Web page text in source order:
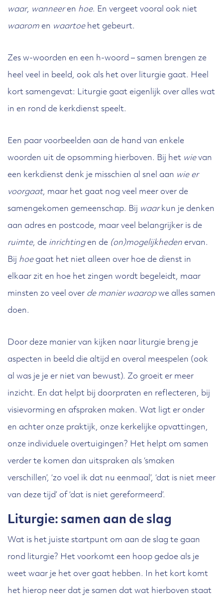
waar, wanneeren hoe. En vergeet vooral ook niet
waarom en waartoehet gebeurt.
Zes w-woorden en een h-woord – samen brengen ze
heel veel in beeld, ook als het over liturgie gaat. Heel
kort samengevat: Liturgie gaat eigenlijk over alles wat
in en rond de kerkdienst speelt.
Een paar voorbeelden aan de hand van enkele
woorden uit de opsomming hierboven. Bij het wievan
een kerkdienst denk je misschien al snel aan wie er
voorgaat, maar het gaat nog veel meer over de
samengekomen gemeenschap. Bij waarkun je denken
aan adres en postcode, maar veel belangrijker is de
ruimte, de inrichtingen de (on)mogelijkheden ervan.
Bij hoegaat het niet alleen over hoe de dienst in
elkaar zit en hoe het zingen wordt begeleidt, maar
minsten zo veel over de manier waaropwe alles samen
doen.
Door deze manier van kijken naar liturgie breng je
aspecten in beeld die altijd en overal meespelen (ook
al was je je er niet van bewust). Zo groeit er meer
inzicht. En dat helpt bij doorpraten en reflecteren, bij
visievorming en afspraken maken. Wat ligt er onder
en achter onze praktijk, onze kerkelijke opvattingen,
onze individuele overtuigingen? Het helpt om samen
verder te komen dan uitspraken als ‘smaken
verschillen’, ‘zo voel ik dat nu eenmaal’, ‘dat is niet meer
van deze tijd’ of ‘dat is niet gereformeerd’.
Liturgie: samen aan de slag
Wat is het juiste startpunt om aan de slag te gaan
rond liturgie? Het voorkomt een hoop gedoe als je
weet waar je het over gaat hebben. In het kort komt
het hierop neer dat je samen dat wat hierboven staat